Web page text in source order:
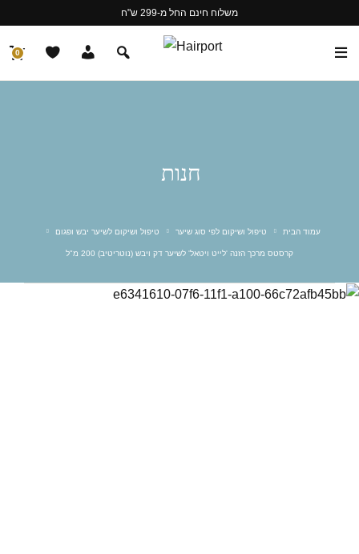
משלוח חינם החל מ-299 ש"ח
0
חנות
עמוד הבית טיפול ושיקום לפי סוג שיער טיפול ושיקום לשיער יבש ופגום
קרסטס מרכך הזנה 'לייט ויטאל' לשיער דק ויבש (נוטריטיב) 200 מ"ל